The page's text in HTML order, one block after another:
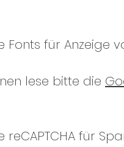
für Anzeige
lese bitte die
für